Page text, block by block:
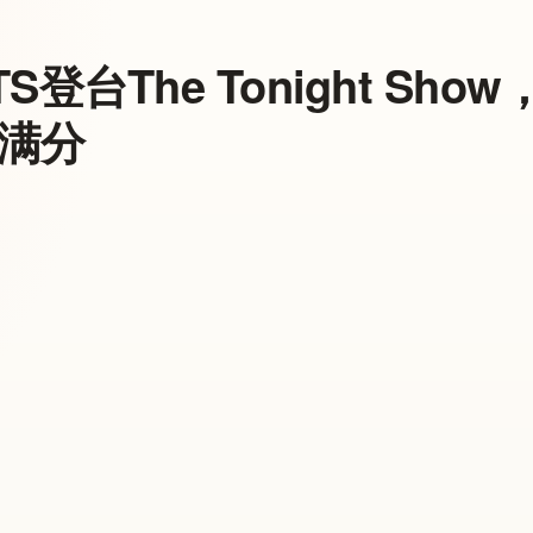
登台The Tonight Show
分